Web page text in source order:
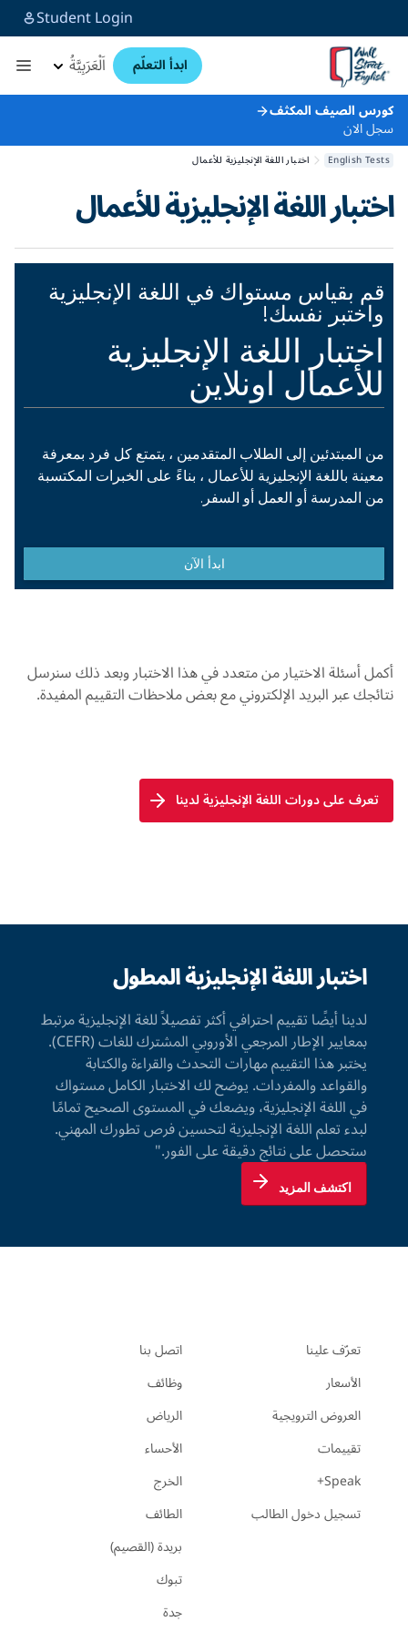
Student Login
ابدأ التعلّم اَلْعَرَبِيَّةُ
كورس الصيف المكثف
سجل الان
English Tests اختبار اللغة الإنجليزية للأعمال
اختبار اللغة الإنجليزية للأعمال
أكمل أسئلة الاختيار من متعدد في هذا الاختبار وبعد ذلك سنرسل
نتائجك عبر البريد الإلكتروني مع بعض ملاحظات التقييم المفيدة.
تعرف على دورات اللغة الإنجليزية لدينا
اختبار اللغة الإنجليزية المطول
لدينا أيضًا تقييم احترافي أكثر تفصيلاً للغة الإنجليزية مرتبط
بمعايير الإطار المرجعي الأوروبي المشترك للغات (CEFR).
يختبر هذا التقييم مهارات التحدث والقراءة والكتابة
والقواعد والمفردات. يوضح لك الاختبار الكامل مستواك
في اللغة الإنجليزية، ويضعك في المستوى الصحيح تمامًا
لبدء تعلم اللغة الإنجليزية لتحسين فرص تطورك المهني.
ستحصل على نتائج دقيقة على الفور."
اكتشف المزيد
تعرّف علينا
الأسعار
العروض الترويجية
تقييمات
Speak+
تسجيل دخول الطالب
اتصل بنا
وظائف
الرياض
الأحساء
الخرج
الطائف
بريدة (القصيم)
تبوك
جدة